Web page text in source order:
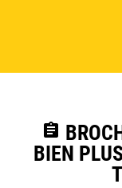
assignment
BIEN